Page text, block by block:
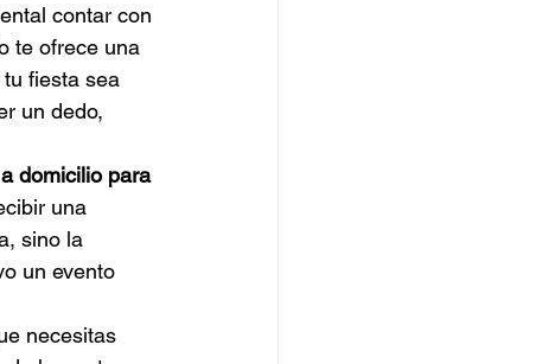
contar con
te ofrece una
fiesta sea
un dedo,
domicilio para
una
sino la
un evento
necesitas